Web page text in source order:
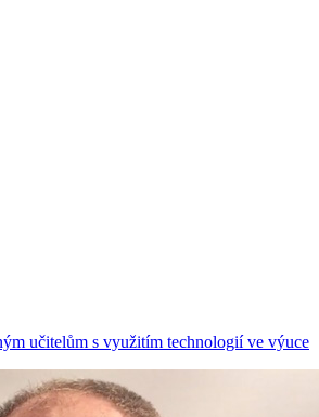
učitelům s využitím technologií ve výuce